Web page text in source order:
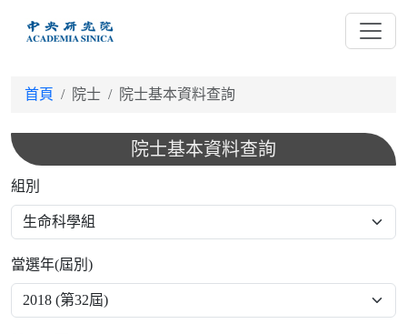
首頁 院士 院士基本資料查詢
院士基本資料查詢
組別
當選年(屆別)